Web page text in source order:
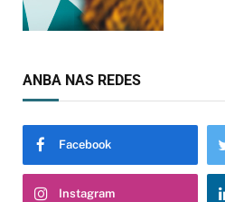
ANBA NAS REDES
Facebook
Instagram